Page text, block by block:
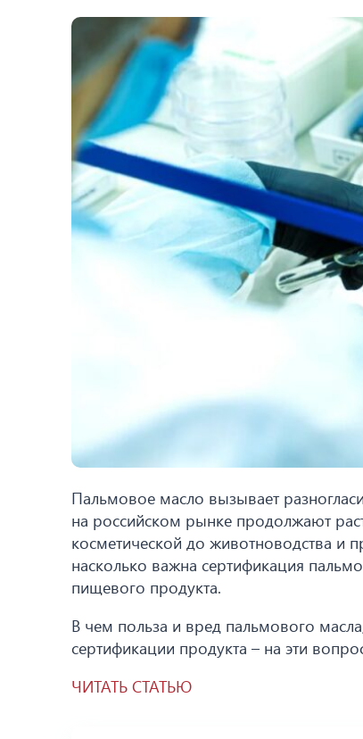
Пальмовое масло вызывает
на российском рынке продолжают
косметической до животноводства
насколько важна сертификация
пищевого продукта.
В чем польза и вред пальмового
сертификации продукта – на эти
ЧИТАТЬ СТАТЬЮ